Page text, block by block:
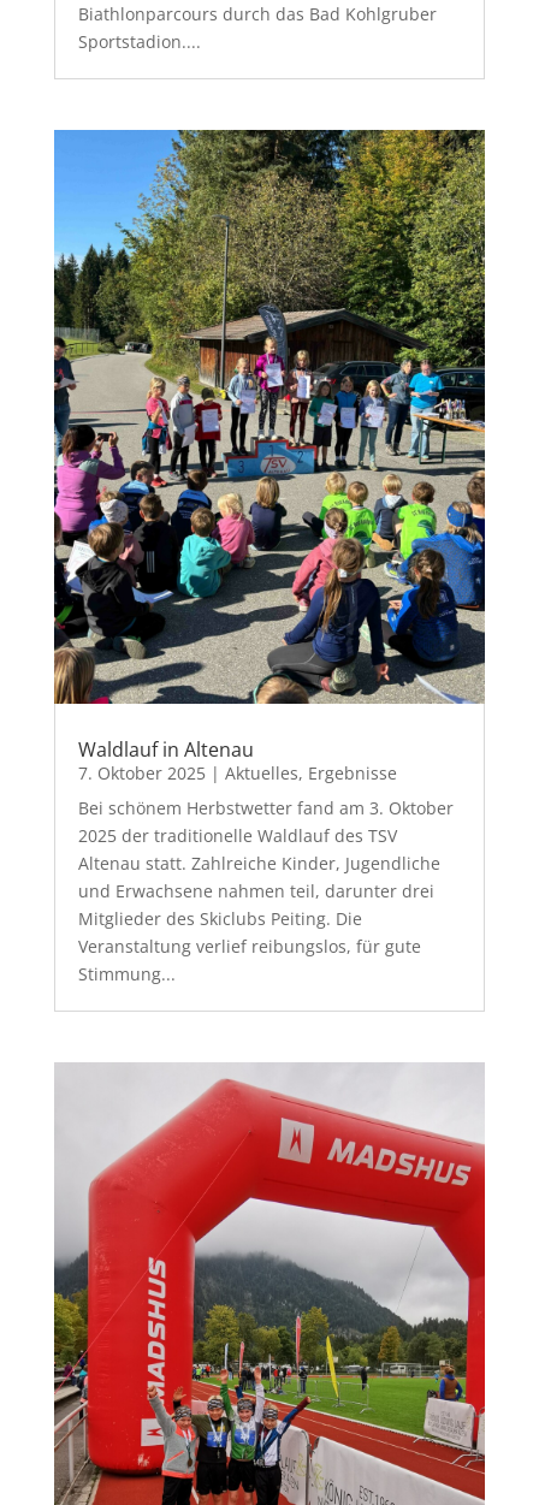
Biathlonparcours durch das Bad Kohlgruber
Sportstadion....
Waldlauf in Altenau
7. Oktober 2025| Aktuelles, Ergebnisse
Bei schönem Herbstwetter fand am 3. Oktober
2025 der traditionelle Waldlauf des TSV
Altenau statt. Zahlreiche Kinder, Jugendliche
und Erwachsene nahmen teil, darunter drei
Mitglieder des Skiclubs Peiting. Die
Veranstaltung verlief reibungslos, für gute
Stimmung...